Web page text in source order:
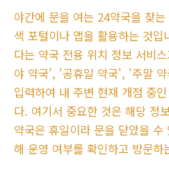
야간에 문을 여는 24약국을 찾
색 포털이나 앱을 활용하는 것
다는 약국 전용 위치 정보 서비
야 약국', '공휴일 약국', '주말
입력하여 내 주변 현재 개점 중
다. 여기서 중요한 것은 해당 정
약국은 휴일이라 문을 닫았을
해 운영 여부를 확인하고 방문하